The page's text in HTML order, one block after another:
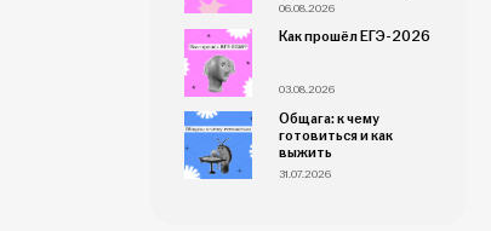
06.08.2026
Как прошёл ЕГЭ-2026
03.08.2026
Общага: к чему
готовиться и как
выжить
31.07.2026